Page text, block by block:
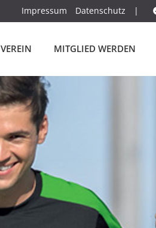
Impressum Datenschutz |
VEREIN MITGLIED WERDEN